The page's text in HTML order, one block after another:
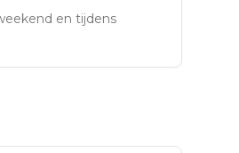
en tijdens